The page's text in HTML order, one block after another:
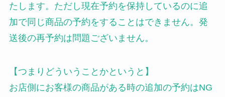
たします。ただし現在予約を保持しているのに追
加で同じ商品の予約をすることはできません。発
送後の再予約は問題ございません。
【つまりどういうことかというと】
お店側にお客様の商品がある時の追加の予約はNG